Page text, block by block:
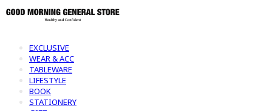
EXCLUSIVE
WEAR & ACC
TABLEWARE
LIFESTYLE
BOOK
STATIONERY